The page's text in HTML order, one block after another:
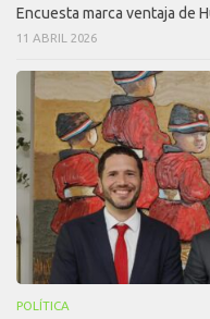
Encuesta marca ventaja de
11 ABRIL 2026
POLÍTICA